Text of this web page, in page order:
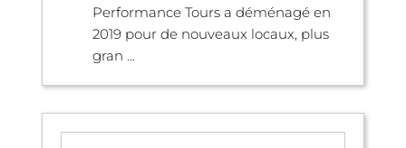
Performance Tours a déménagé en
2019 pour de nouveaux locaux, plus
gran ...